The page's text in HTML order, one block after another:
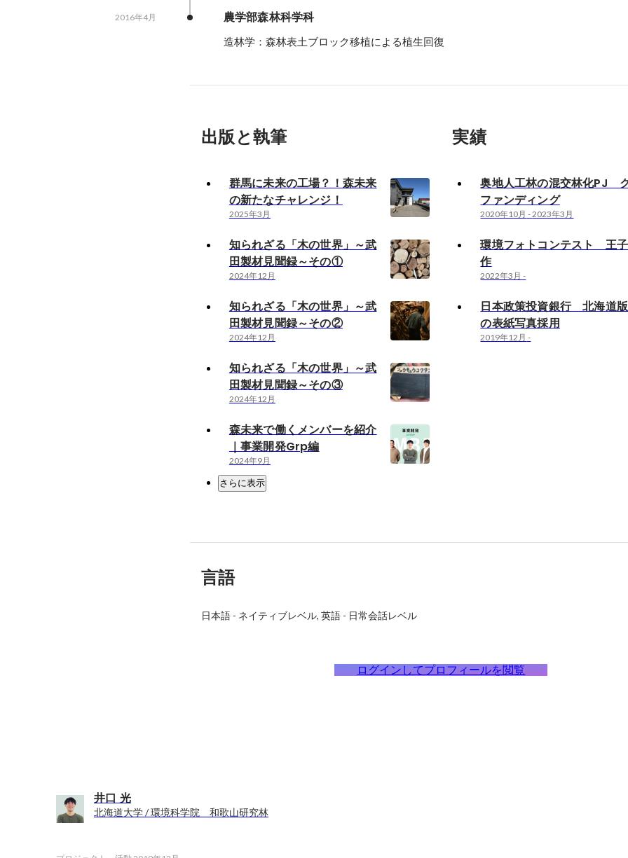
農学部森林科学科
2016年4月
造林学：森林表土ブロック移植による植生回復
出版と執筆
群馬に未来の工場？！森未来
の新たなチャレンジ！
2025年3月
知られざる「木の世界」～武
田製材見聞録～その①
2024年12月
知られざる「木の世界」～武
田製材見聞録～その②
2024年12月
知られざる「木の世界」～武
田製材見聞録～その③
2024年12月
森未来で働くメンバーを紹介
｜事業開発Grp編
2024年9月
さらに表示
実績
奥地人工林の混交林化PJ
ファンディング
2020年10月 -2023年3月
環境フォトコンテスト 王
作
2022年3月 -
日本政策投資銀行 北海道
の表紙写真採用
2019年12月 -
言語
日本語- ネイティブレベル 英語- 日常会話レベル
ログインしてプロフィールを閲覧
井口 光
北海道大学 / 環境科学院 和歌山研究林